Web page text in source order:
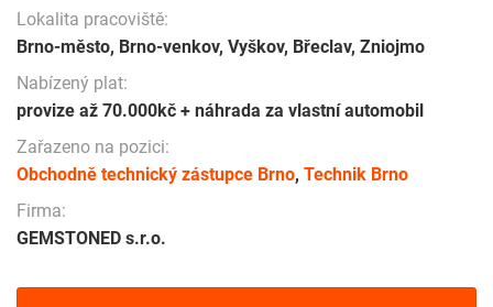
Lokalita pracoviště:
Brno-město, Brno-venkov, Vyškov, Břeclav, Zniojmo
Nabízený plat:
provize až 70.000kč + náhrada za vlastní automobil
Zařazeno na pozici:
Obchodně technický zástupce Brno, Technik Brno
Firma:
GEMSTONED s.r.o.